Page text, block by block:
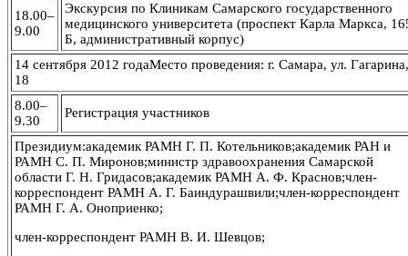
18.00–
9.00
Экскурсия по Клиникам Самарского государственного
медицинского университета (проспект Карла Маркса,
Б, административный корпус)
14 сентября 2012 годаМесто проведения: г. Самара, ул. Гагарина,
18
8.00–
9.30
Регистрация участников
Президиум:академик РАМН Г. П. Котельников;академик РАН и
РАМН С. П. Миронов;министр здравоохранения Самарской
области Г. Н. Гридасов;академик РАМН А. Ф. Краснов;член-
корреспондент РАМН А. Г. Баиндурашвили;член-корреспондент
РАМН Г. А. Оноприенко;
член-корреспондент РАМН В. И. Шевцов;